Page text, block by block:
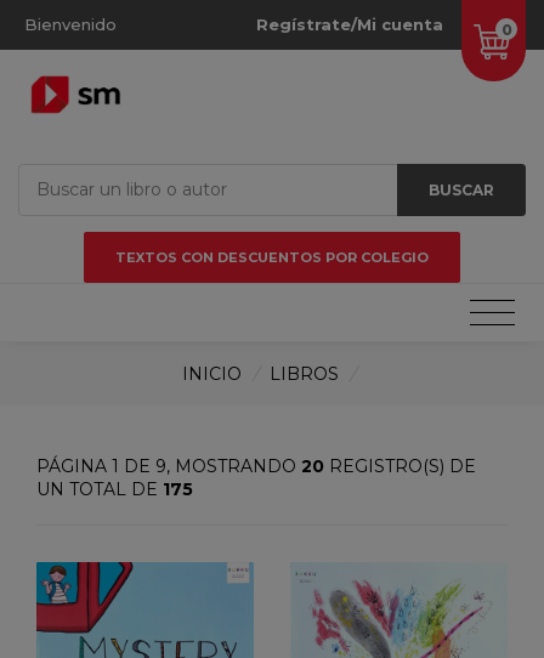
Bienvenido 0
Regístrate/Mi cuenta
BUSCAR
TEXTOS CON DESCUENTOS POR COLEGIO
INICIO LIBROS
PÁGINA 1 DE 9, MOSTRANDO 20 REGISTRO(S) DE
UN TOTAL DE 175